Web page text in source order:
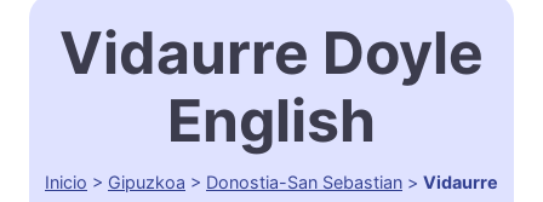
Vidaurre Doyle
English
Inicio > Gipuzkoa > Donostia-San Sebastian > Vidaurre